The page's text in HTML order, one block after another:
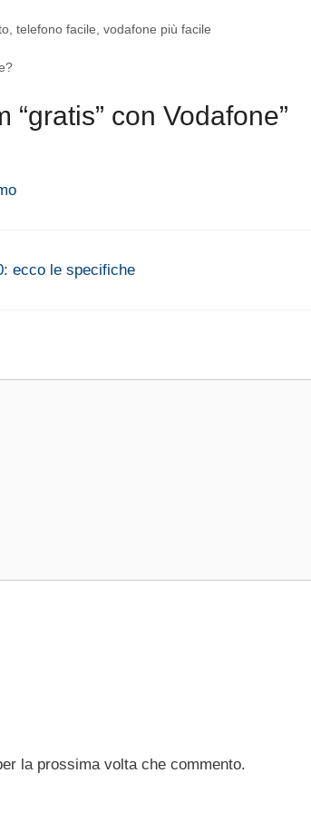
,telefono facile ,vodafone più facile
con Vodafone”
ecco le specifiche
la prossima volta che commento.